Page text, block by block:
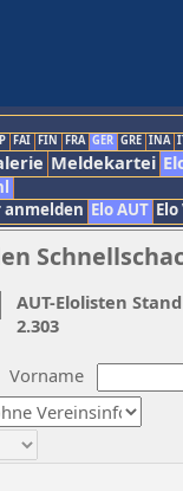
FAI FIN FRA GER GRE INA
Meldekartei
anmelden Elo AUT
Vorname
AUT-Elolisten
2.303